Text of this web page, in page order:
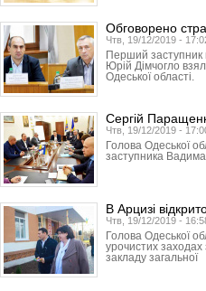
Обговорено
Чтв, 19/12/2019 -
Перший заступник
Юрій Дімчогло
Одеської області.
Сергій
Чтв, 19/12/2019 -
Голова Одеської
заступника Вадима
В Арцизі
Чтв, 19/12/2019 -
Голова Одеської
урочистих заходах
закладу загальної